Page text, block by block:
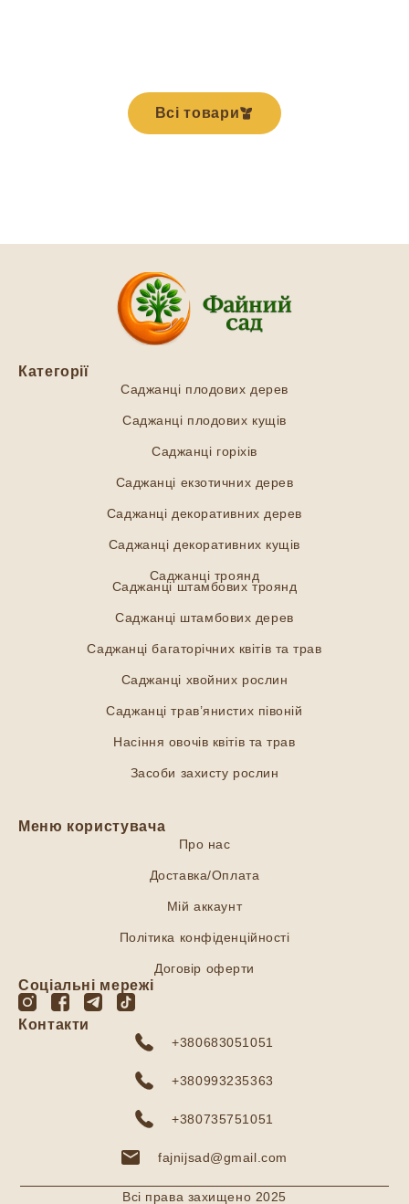
Всі товари
Категорії
Саджанці плодових дерев
Саджанці плодових кущів
Саджанці горіхів
Саджанці екзотичних дерев
Саджанці декоративних дерев
Саджанці декоративних кущів
Саджанці троянд
Саджанці штамбових троянд
Саджанці штамбових дерев
Саджанці багаторічних квітів та трав
Саджанці хвойних рослин
Саджанці трав’янистих півоній
Насіння овочів квітів та трав
Засоби захисту рослин
Меню користувача
Про нас
Доставка/Оплата
Мій аккаунт
Політика конфіденційності
Договір оферти
Соціальні мережі
Контакти
+380683051051
+380993235363
+380735751051
fajnijsad@gmail.com
Всі права захищено 2025